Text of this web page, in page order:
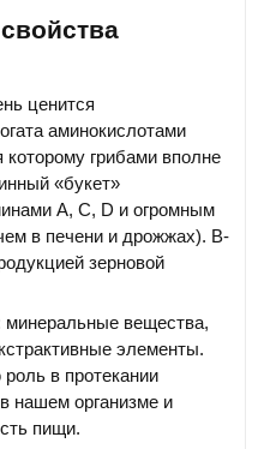
ценится
аминокислотами
которому грибами вполне
«букет»
А, С, D и огромным
в печени и дрожжах). В-
зерновой
минеральные вещества,
элементы.
в протекании
нашем организме и
пищи.